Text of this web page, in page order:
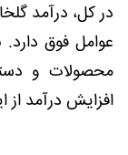
در کل، درآمد
عوامل فوق
محصولات و
افزایش درآمد